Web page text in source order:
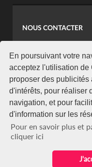
En poursuivant votre
acceptez l'utilisation de
proposer des publicités
d'intérêts, pour réaliser
navigation, et pour
d'information sur les
Pour en savoir plus et
cliquer ici
NOUS CONTACTER
koaci@yahoo.fr
+225 07 08 85
NEWSLETTER
Restez connecté via
S'abonner
Se désabonner